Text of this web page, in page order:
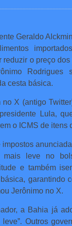
Geraldo
reduzir o preço
Rodrigues
cesta básica.
no X (antigo
Lula,
o ICMS de itens
impostos
mais leve no
e também
garantindo
Jerônimo no X.
a Bahia já
Outros